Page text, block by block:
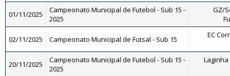
01/11/2025
Campeonato Municipal de Futebol - Sub 15 -
2025
GZ/
02/11/2025 Campeonato Municipal de Futsal - Sub 15 EC
20/11/2025
Campeonato Municipal de Futebol - Sub 15 -
2025
Laginha